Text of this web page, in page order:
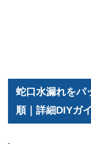
蛇口水漏れをパ
順｜詳細DIYガ